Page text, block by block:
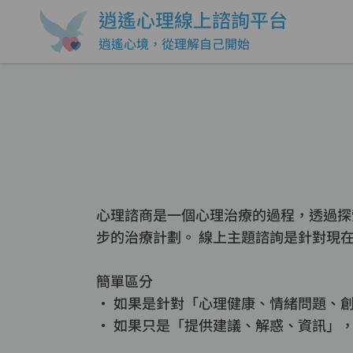
逍遙心理線上諮詢平台
逍遙心境，從理解自己開始
心理諮商是一個心理治療的過程，透過
步的治療計劃。 線上主題諮詢是針對現
簡單區分
• 如果是針對「心理健康、情緒問題、
• 如果只是「提供建議、解惑、資訊」